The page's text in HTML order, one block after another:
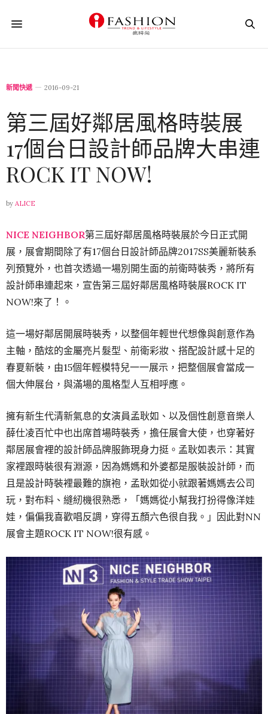
新聞快遞 2016-09-21
第三屆好鄰居風格時裝展
17個台日設計師品牌大串連
ROCK IT NOW!
by ALICE
NICE NEIGHBOR第三屆好鄰居風格時裝展於今日正式開
展，展會期間除了有17個台日設計師品牌2017SS美麗新裝系
列預覽外，也首次透過一場別開生面的前衛時裝秀，將所有
設計師串連起來，宣告第三屆好鄰居風格時裝展ROCK IT
NOW!來了！。
這一場好鄰居開展時裝秀，以整個年輕世代想像與創意作為
主軸，酷炫的金屬亮片髮型、前衛彩妝、搭配設計感十足的
春夏新裝，由15個年輕模特兒一一展示，把整個展會當成一
個大伸展台，與滿場的風格型人互相呼應。
擁有新生代清新氣息的女演員孟耿如、以及個性創意音樂人
薛仕凌百忙中也出席首場時裝秀，擔任展會大使，也穿著好
鄰居展會裡的設計師品牌服飾現身力挺。孟耿如表示：其實
家裡跟時裝很有淵源，因為媽媽和外婆都是服裝設計師，而
且是設計時裝裡最難的旗袍，孟耿如從小就跟著媽媽去公司
玩，對布料、縫紉機很熟悉，「媽媽從小幫我打扮得像洋娃
娃，偏偏我喜歡唱反調，穿得五顏六色很自我。」因此對NN
展會主題ROCK IT NOW!很有感。